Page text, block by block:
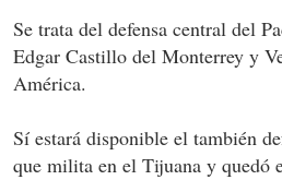
Se trata del defensa central del
Edgar Castillo del Monterrey y
América.
Sí estará disponible el también
que milita en el Tijuana y quedó